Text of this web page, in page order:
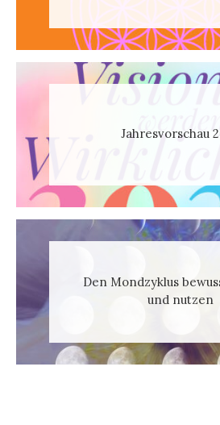
Jahresvorschau
Den Mondzyklus
und nutzen